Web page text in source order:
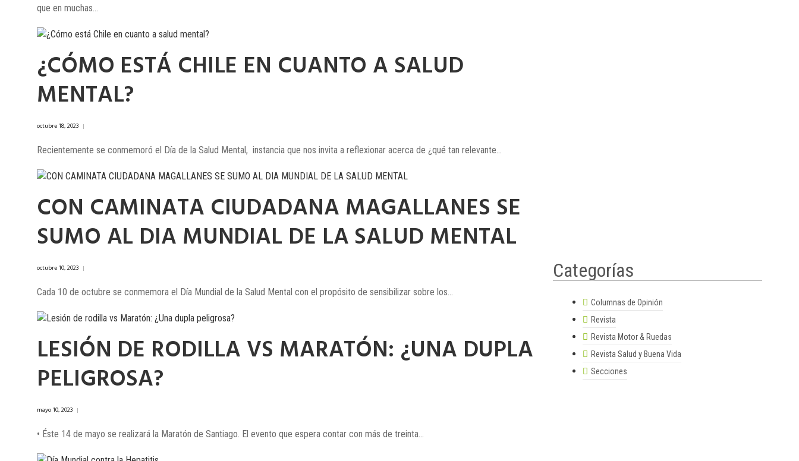
que en muchas...
¿CÓMO ESTÁ CHILE EN CUANTO A SALUD
MENTAL?
octubre 18, 2023 |
Recientemente se conmemoró el Día de la Salud Mental, instancia que nos invita a reflexionar acerca de ¿qué tan relevante...
CON CAMINATA CIUDADANA MAGALLANES SE
SUMO AL DIA MUNDIAL DE LA SALUD MENTAL
octubre 10, 2023 |
Cada 10 de octubre se conmemora el Día Mundial de la Salud Mental con el propósito de sensibilizar sobre los...
LESIÓN DE RODILLA VS MARATÓN: ¿UNA DUPLA
PELIGROSA?
mayo 10, 2023 |
• Éste 14 de mayo se realizará la Maratón de Santiago. El evento que espera contar con más de treinta...
Categorías
Columnas de Opinión
Revista
Revista Motor & Ruedas
Revista Salud y Buena Vida
Secciones